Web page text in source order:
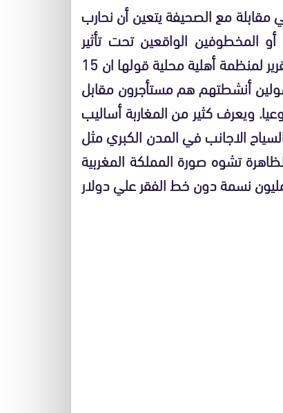
مقابلة مع الصحيفة يتعين أن نحارب
المخطوفين الواقعين تحت تأثير
المخدرات أو سوء التغذية . ونقل الوزير في المقابلة عن تقرير لمنظمة أهلية محلية قولها ان 15
أنشطتهم هم مستأجرون مقابل
درهم (ستة الي 12 دولارا) اسبوعيا. ويعرف كثير من المغاربة أساليب
الاجانب في المدن الكبري مثل
تشوه صورة المملكة المغربية
يعيش 14 في المئة من سكانها البالغ تعدادهم 30 مليون نسمة دون خط الفقر علي دولار